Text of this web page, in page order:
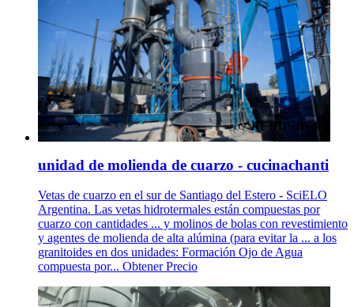
unidad de molienda de cuarzo - cucinachanti
Vetas de cuarzo en el sur de Santiago del Estero - SciELO
Argentina. Las vetas hidrotermales están compuestas por
cuarzo con cantidades ... y molinos de bolas con revestimiento
y agentes de molienda de alta alúmina (para evitar la ... a los
granitoides en dos unidades: Formación Ojo de Agua
compuesta por... Obtener Precio